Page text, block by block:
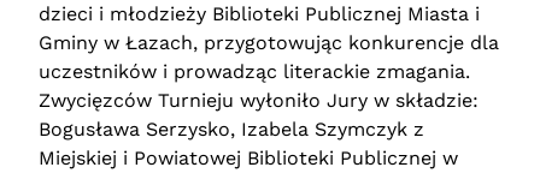
dzieci i młodzieży Biblioteki Publicznej Miasta i
Gminy w Łazach, przygotowując konkurencje dla
uczestników i prowadząc literackie zmagania.
Zwycięzców Turnieju wyłoniło Jury w składzie:
Bogusława Serzysko, Izabela Szymczyk z
Miejskiej i Powiatowej Biblioteki Publicznej w